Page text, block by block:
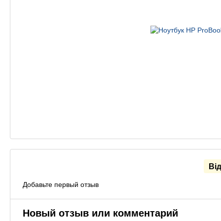
Добавьте первый отзыв
Новый отзыв или комментарий